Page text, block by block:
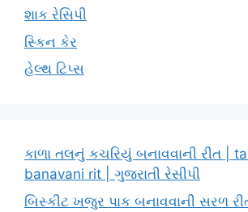
શાક રેસિપી
સ્કિન કેર
હેલ્થ ટિપ્સ
કાળા તલનું કચરિયું બનાવવાની રીત |
banavani rit | ગુજરાતી રેસીપી
બિસ્કીટ ખજુર પાક બનાવવાની સરળ